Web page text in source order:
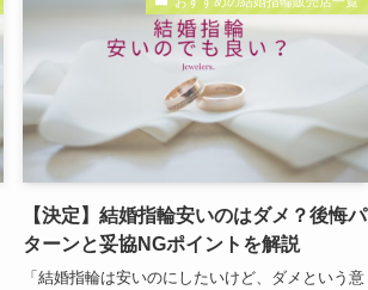
【決定】結婚指輪安いのはダメ？後悔パ
ターンと妥協NGポイントを解説
「結婚指輪は安いのにしたいけど、ダメという意